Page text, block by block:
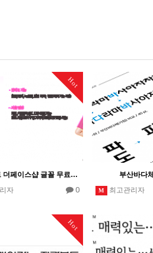
Hot
깔끔한 폰트 더페이스샵 글꼴 무료다운
자 0
부산바다
M 최고관리자
Hot